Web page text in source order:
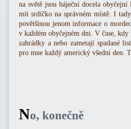
na světě jsou báječní docela
mít srdíčko na správném místě. I
povětšinou jenom informace o
v každém obyčejném dni. V čase,
zahrádky a nebo zametají spadané
pro mne každý americký všední den.
No, konečně